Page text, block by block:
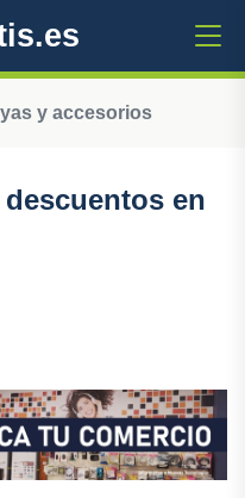
y accesorios
en